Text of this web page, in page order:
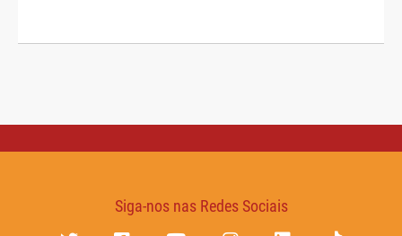
Siga-nos nas Redes Sociais